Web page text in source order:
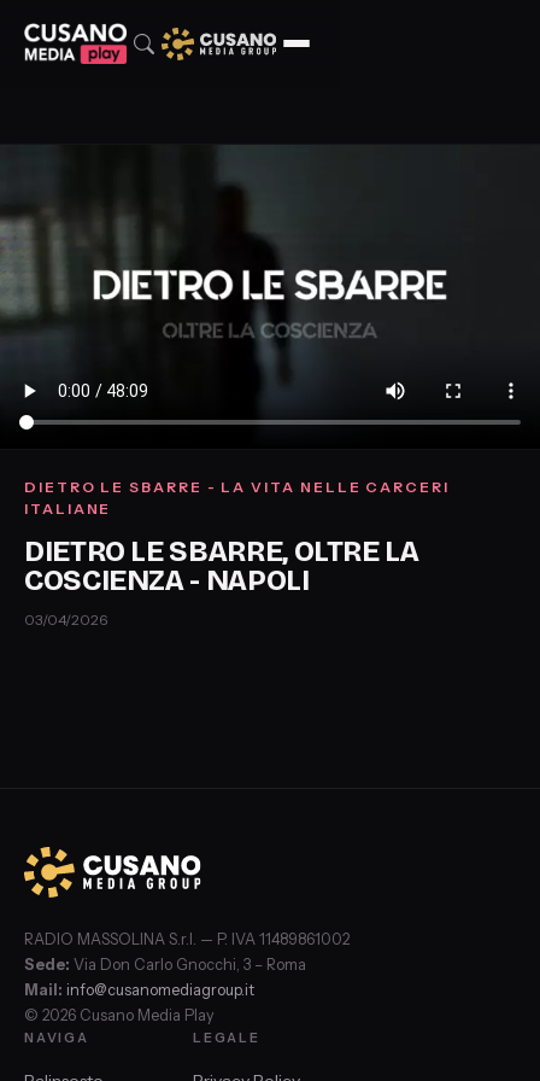
DIETRO LE SBARRE - LA VITA NELLE CARCERI
ITALIANE
DIETRO LE SBARRE, OLTRE LA
COSCIENZA - NAPOLI
03/04/2026
RADIO MASSOLINA S.r.l. — P. IVA 11489861002
Sede: Via Don Carlo Gnocchi, 3 – Roma
Mail: info@cusanomediagroup.it
© 2026 Cusano Media Play
NAVIGA LEGALE